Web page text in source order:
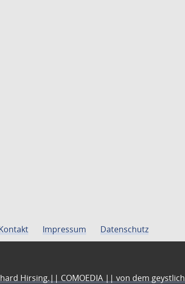
Impressum Datenschutz
Hirsing.|| COMOEDIA || von dem